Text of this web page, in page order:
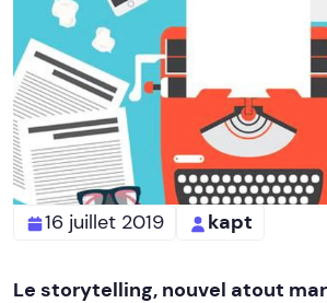
16 juillet 2019 kapt
Le storytelling, nouvel atout